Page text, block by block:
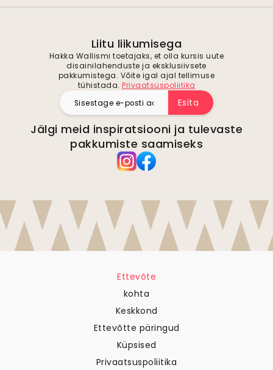
Liitu liikumisega
Hakka Wallismi toetajaks, et olla kursis uute
disainilahenduste ja eksklusiivsete
pakkumistega. Võite igal ajal tellimuse
tühistada. Privaatsuspoliitika
Esita
Jälgi meid inspiratsiooni ja tulevaste
pakkumiste saamiseks
Ettevõte
kohta
Keskkond
Ettevõtte päringud
Küpsised
Privaatsuspoliitika